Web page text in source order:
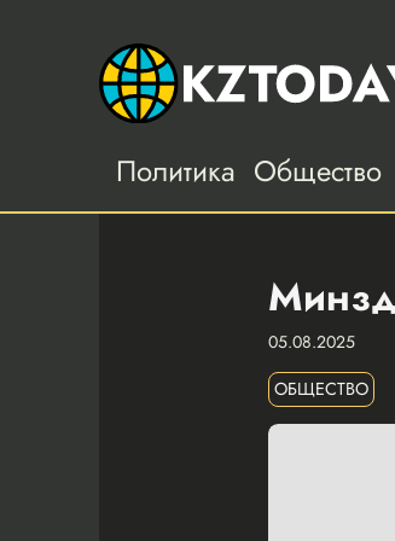
Политика Общество
05.08.2025
ОБЩЕСТВО